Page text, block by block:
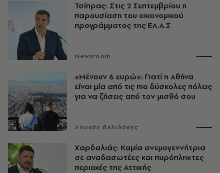
Τσίπρας: Στις 2 Σεπτεμβρίου η
παρουσίαση του οικονομικού
προγράμματος της ΕΛ.Α.Σ
Newsroom
«Μένουν 6 ευρώ»: Γιατί η Αθήνα
είναι μία από τις πιο δύσκολες πόλεις
για να ζήσεις από τον μισθό σου
Λουκάς Βελιδάκης
Χαρδαλιάς: Καμία ανεμογεννήτρια
σε αναδασωτέες και πυρόπληκτες
περιοχές της Αττικής